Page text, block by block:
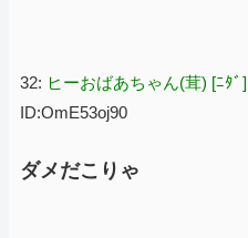
32: ヒーおばあちゃん(茸) [ﾆﾀﾞ]
ID:OmE53oj90
ダメだこりゃ